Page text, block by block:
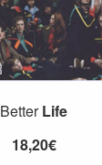
BetterLife
18,20€